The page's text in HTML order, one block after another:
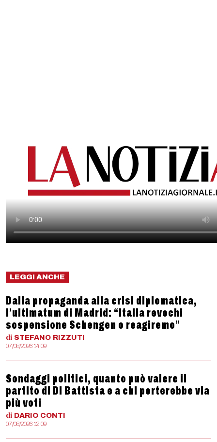
LEGGI ANCHE
Dalla propaganda alla crisi diplomatica,
l’ultimatum di Madrid: “Italia revochi
sospensione Schengen o reagiremo”
di STEFANO RIZZUTI
07/08/2026 14:09
Sondaggi politici, quanto può valere il
partito di Di Battista e a chi porterebbe via
più voti
di DARIO CONTI
07/08/2026 12:09